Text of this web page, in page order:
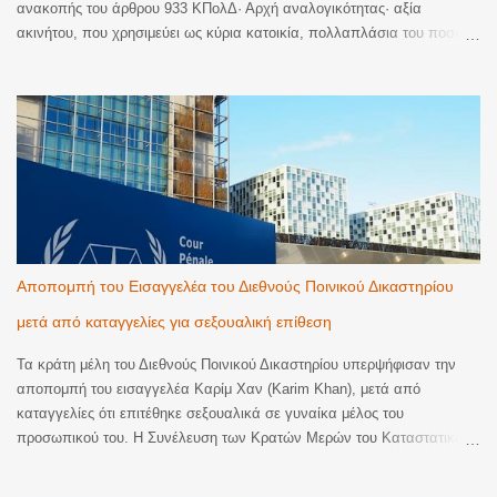
ανακοπής του άρθρου 933 ΚΠολΔ· Αρχή αναλογικότητας· αξία
ακινήτου, που χρησιμεύει ως κύρια κατοικία, πολλαπλάσια του ποσού
ως προς το περιουσιακό αντικείμενο που θα μπορούσε να επιβάλει
αναγκαστική κατάσχεση και να ικανοποιηθεί· Προφανής δυσαναλογία
μεταξύ του χρησιμοποιούμενου μέσου και του επιδιωκόμενου σκοπού
και υπέρβαση της αρχής της αναλογικότητας. Αναστέλλεται η
διαδικασία της αναγκαστικής εκτέλεσης, μέχρι την έκδοση απόφασης
επί της έφεσης. Η απόφαση δημοσιεύεται με επιμέλεια του δικηγόρου
Πειραιά Γεωργίου Λ. Καλτσά. Η Απόφαση Εδώ
Αποπομπή του Εισαγγελέα του Διεθνούς Ποινικού Δικαστηρίου
μετά από καταγγελίες για σεξουαλική επίθεση
Τα κράτη μέλη του Διεθνούς Ποινικού Δικαστηρίου υπερψήφισαν την
αποπομπή του εισαγγελέα Καρίμ Χαν (Karim Khan), μετά από
καταγγελίες ότι επιτέθηκε σεξουαλικά σε γυναίκα μέλος του
προσωπικού του. Η Συνέλευση των Κρατών Μερών του Καταστατικού